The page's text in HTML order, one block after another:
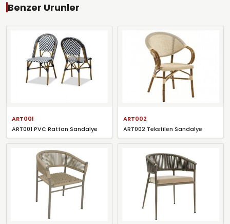
Benzer Urunler
ART001
ART001 PVC Rattan Sandalye
ART002
ART002 Tekstilen Sandalye